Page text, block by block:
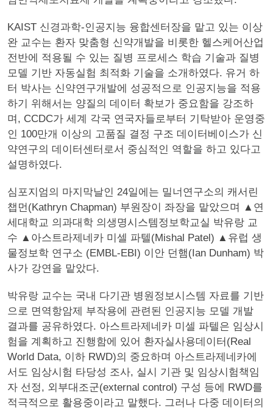
KAIST 신경과학-인공지능 융합센터장을 맡고 있는 이상
완 교수는 환자 맞춤형 신약개발을 비롯한 헬스케어산업
전반에 적용될 수 있는 질병 프로세스 학습 기술과 질병
모델 기반 자동실험 최적화 기술을 소개하였다. 유거 하
터 박사는 신약연구개발에 성공적으로 인공지능을 적용
하기 위해서는 양질의 데이터 확보가 중요함을 강조하
며, CCDC가 세계 각국 연국자들로부터 기탁받아 운영중
인 100만개 이상의 고품질 결정 구조 데이터베이스가 신
약연구의 데이터센터로서 중심적인 역할을 하고 있다고
설명하였다.
심포지엄의 마지막날인 24일에는 밀너연구소의 캐서린
챕먼(Kathryn Chapman) 부원장이 좌장을 맡았으며 ▲연
세대학교 의과대학 의생명시스템정보학교실 박유랑 교
수 ▲아스트라제네카 미셀 파텔(Mishal Patel) ▲유럽 생
물정보학 연구소 (EMBL-EBI) 이안 던햄(Ian Dunham) 박
사가 강연을 맡았다.
박유랑 교수는 국내 다기관 병원정보시스템 자료를 기반
으로 면역항암제 부작용에 관련된 인공지능 모델 개발
결과를 공유하였다. 아스트라제네카 미셀 파텔은 임상시
험을 계획하고 진행함에 있어 환자실사용데이터(Real
World Data, 이하 RWD)의 중요하며 아스트라제네카에
서도 임상시험 타당성 조사, 실시 기관 및 임상시험책임
자 선정, 외부대조군(external control) 구성 등에 RWD를
적극적으로 활용중이라고 말했다. 그러나 다중 데이터의